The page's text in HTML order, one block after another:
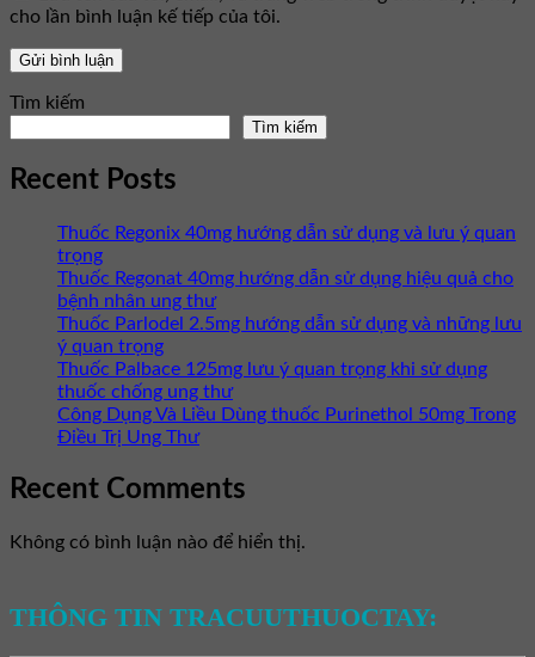
cho lần bình luận kế tiếp của tôi.
Tìm kiếm
Tìm kiếm
Recent Posts
Thuốc Regonix 40mg hướng dẫn sử dụng và lưu ý quan
trọng
Thuốc Regonat 40mg hướng dẫn sử dụng hiệu quả cho
bệnh nhân ung thư
Thuốc Parlodel 2.5mg hướng dẫn sử dụng và những lưu
ý quan trọng
Thuốc Palbace 125mg lưu ý quan trọng khi sử dụng
thuốc chống ung thư
Công Dụng Và Liều Dùng thuốc Purinethol 50mg Trong
Điều Trị Ung Thư
Recent Comments
Không có bình luận nào để hiển thị.
THÔNG TIN TRACUUTHUOCTAY: